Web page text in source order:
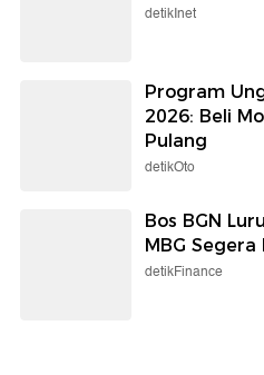
detikInet
Program
2026: Beli
Pulang
detikOto
Bos BGN
MBG Segera
detikFinance